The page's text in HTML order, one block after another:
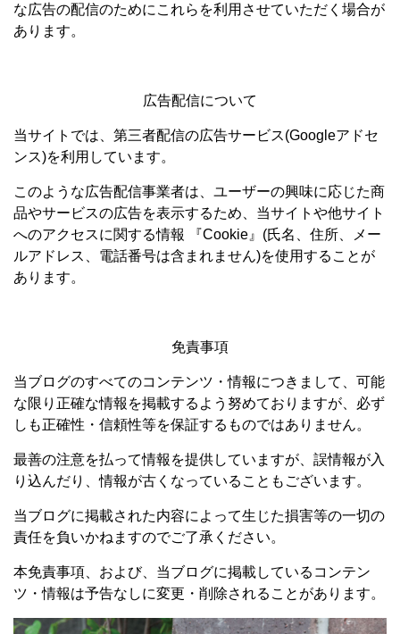
な広告の配信のためにこれらを利用させていただく場合が
あります。
広告配信について
当サイトでは、第三者配信の広告サービス(Googleアドセ
ンス)を利用しています。
このような広告配信事業者は、ユーザーの興味に応じた商
品やサービスの広告を表示するため、当サイトや他サイト
へのアクセスに関する情報 『Cookie』(氏名、住所、メー
ルアドレス、電話番号は含まれません)を使用することが
あります。
免責事項
当ブログのすべてのコンテンツ・情報につきまして、可能
な限り正確な情報を掲載するよう努めておりますが、必ず
しも正確性・信頼性等を保証するものではありません。
最善の注意を払って情報を提供していますが、誤情報が入
り込んだり、情報が古くなっていることもございます。
当ブログに掲載された内容によって生じた損害等の一切の
責任を負いかねますのでご了承ください。
本免責事項、および、当ブログに掲載しているコンテン
ツ・情報は予告なしに変更・削除されることがあります。